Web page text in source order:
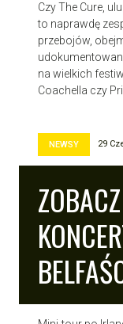
Czy The Cure,
to naprawdę
przebojów,
na wielkich
Coachella czy
NEWSY 29